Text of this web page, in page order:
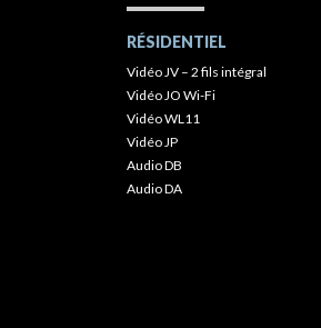
RÉSIDENTIEL
Vidéo JV – 2 fils intégral
Vidéo JO Wi-Fi
Vidéo WL11
Vidéo JP
Audio DB
Audio DA